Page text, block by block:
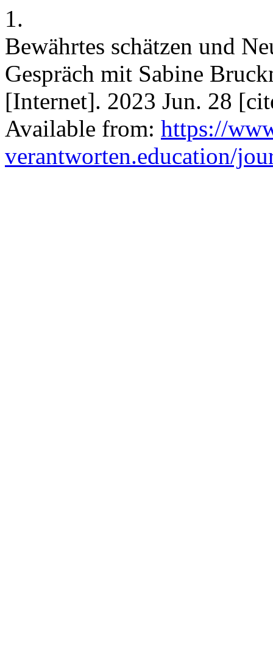
1.
Bewährtes schätzen und
Gespräch mit Sabine
[Internet]. 2023 Jun. 28
Available from: https://
verantworten.education/